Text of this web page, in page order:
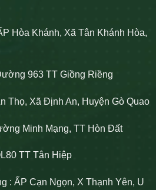
Hòa Khánh, Xã Tân Khánh Hòa,
963 TT Giồng Riềng
Thọ, Xã Định An, Huyện Gò Quao
Minh Mạng, TT Hòn Đất
TT Tân Hiệp
: ẤP Cạn Ngọn, X Thạnh Yên, U